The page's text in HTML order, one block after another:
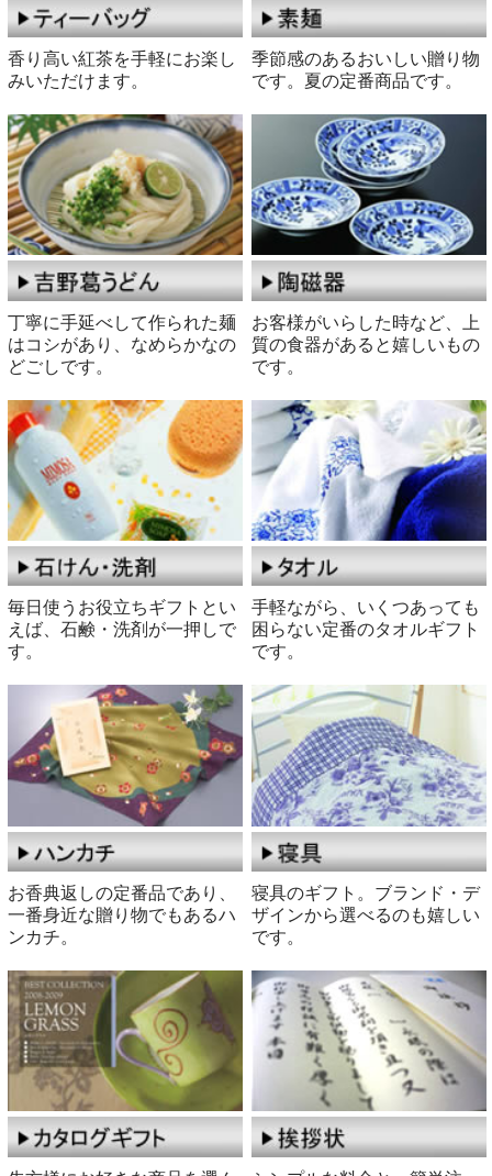
香り高い紅茶を手軽にお楽し
みいただけます。
季節感のあるおいしい贈り物
です。夏の定番商品です。
丁寧に手延べして作られた麺
はコシがあり、なめらかなの
どごしです。
お客様がいらした時など、上
質の食器があると嬉しいもの
です。
毎日使うお役立ちギフトとい
えば、石鹸・洗剤が一押しで
す。
手軽ながら、いくつあっても
困らない定番のタオルギフト
です。
お香典返しの定番品であり、
一番身近な贈り物でもあるハ
ンカチ。
寝具のギフト。ブランド・デ
ザインから選べるのも嬉しい
です。